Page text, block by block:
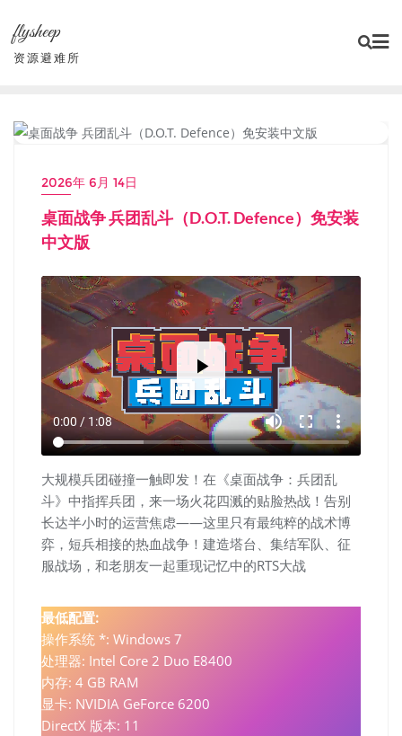
content
flysheep
资源避难所
2026年 6月 14日
桌面战争 兵团乱斗（D.O.T. Defence）免安装
中文版
0:00 / 1:08 volume_up fullscreen more_vert
大规模兵团碰撞一触即发！在《桌面战争：兵团乱
斗》中指挥兵团，来一场火花四溅的贴脸热战！告别
长达半小时的运营焦虑——这里只有最纯粹的战术博
弈，短兵相接的热血战争！建造塔台、集结军队、征
服战场，和老朋友一起重现记忆中的RTS大战
最低配置:
操作系统 *: Windows 7
处理器: Intel Core 2 Duo E8400
内存: 4 GB RAM
显卡: NVIDIA GeForce 6200
DirectX 版本: 11